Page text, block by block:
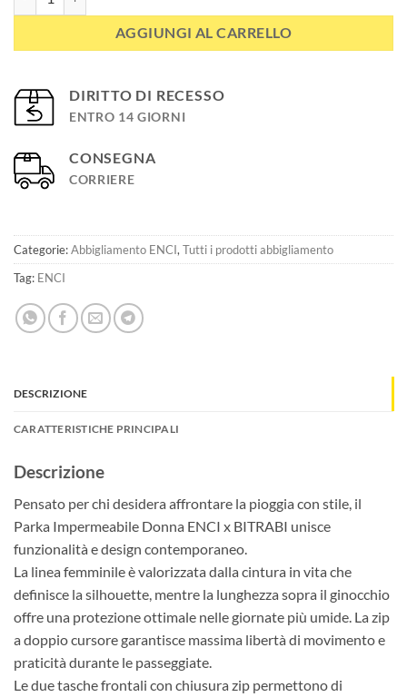
AGGIUNGI AL CARRELLO
DIRITTO DI RECESSO
ENTRO 14 GIORNI
CONSEGNA
CORRIERE
Categorie:Abbigliamento ENCI, Tutti i prodotti abbigliamento
Tag: ENCI
DESCRIZIONE
CARATTERISTICHE PRINCIPALI
Descrizione
Pensato per chi desidera affrontare la pioggia con stile, il
Parka Impermeabile Donna ENCI x BITRABI unisce
funzionalità e design contemporaneo.
La linea femminile è valorizzata dalla cintura in vita che
definisce la silhouette, mentre la lunghezza sopra il ginocchio
offre una protezione ottimale nelle giornate più umide. La zip
a doppio cursore garantisce massima libertà di movimento e
praticità durante le passeggiate.
Le due tasche frontali con chiusura zip permettono di